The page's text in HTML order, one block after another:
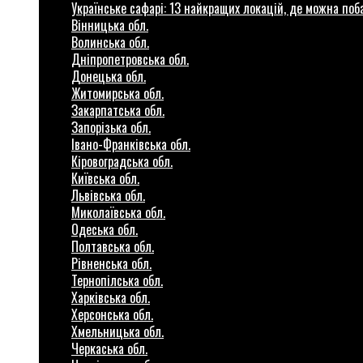
Українське сафарі: 13 найкращих локацій, де можна
Вінницька обл.
Волинська обл.
Дніпропетровська обл.
Донецька обл.
Житомирська обл.
Закарпатська обл.
Запорізька обл.
Івано-Франківська обл.
Кіровоградська обл.
Київська обл.
Львівська обл.
Миколаївська обл.
Одеська обл.
Полтавська обл.
Рівненська обл.
Тернопілська обл.
Харківська обл.
Херсонська обл.
Хмельницька обл.
Черкаська обл.